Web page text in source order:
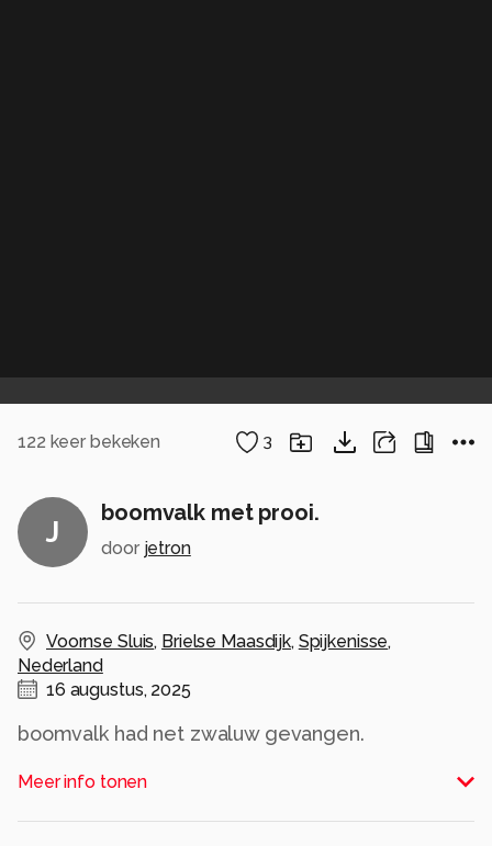
122 keer bekeken 3
J
boomvalk met prooi.
door jetron
Voornse Sluis, Brielse Maasdijk, Spijkenisse,
Nederland
16 augustus, 2025
boomvalk had net zwaluw gevangen.
Alle rechten voorbehouden
Meer info tonen